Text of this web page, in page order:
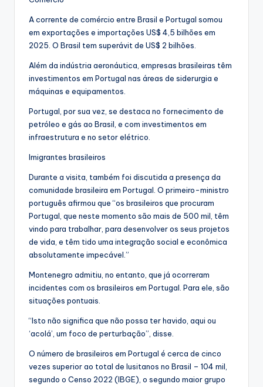
A corrente de comércio entre Brasil e Portugal somou
em exportações e importações US$ 4,5 bilhões em
2025. O Brasil tem superávit de US$ 2 bilhões.
Além da indústria aeronáutica, empresas brasileiras têm
investimentos em Portugal nas áreas de siderurgia e
máquinas e equipamentos.
Portugal, por sua vez, se destaca no fornecimento de
petróleo e gás ao Brasil, e com investimentos em
infraestrutura e no setor elétrico.
Imigrantes brasileiros
Durante a visita, também foi discutida a presença da
comunidade brasileira em Portugal. O primeiro-ministro
português afirmou que “os brasileiros que procuram
Portugal, que neste momento são mais de 500 mil, têm
vindo para trabalhar, para desenvolver os seus projetos
de vida, e têm tido uma integração social e econômica
absolutamente impecável.”
Montenegro admitiu, no entanto, que já ocorreram
incidentes com os brasileiros em Portugal. Para ele, são
situações pontuais.
“Isto não significa que não possa ter havido, aqui ou
‘acolá’, um foco de perturbação”, disse.
O número de brasileiros em Portugal é cerca de cinco
vezes superior ao total de lusitanos no Brasil – 104 mil,
segundo o Censo 2022 (IBGE), o segundo maior grupo